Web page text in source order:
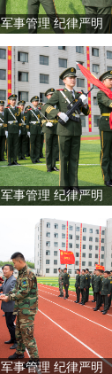
军事管理 纪律严明
军事管理 纪律严明
军事管理 纪律严明